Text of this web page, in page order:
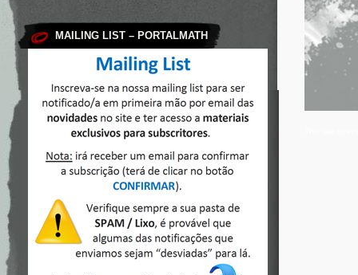
MAILING LIST – PORTALMATH